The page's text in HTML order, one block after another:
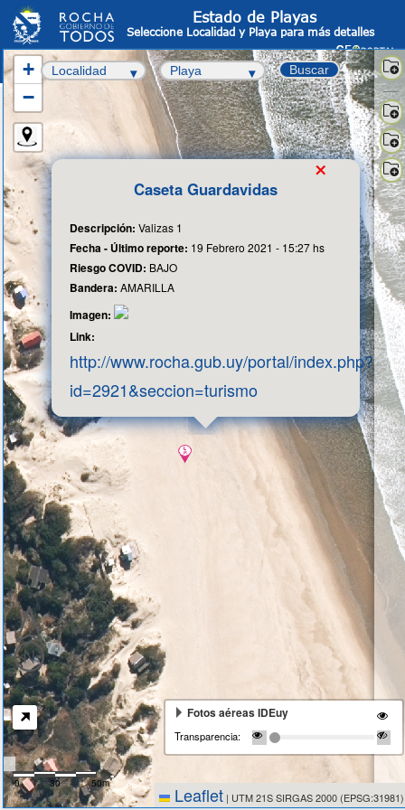
Estado de Playas
Seleccione Localidad y Playa para más detalles
Buscar
Caseta Guardavidas
Descripción:Valizas 1
Fecha - Último reporte: 19 Febrero 2021 - 15:27 hs
Riesgo COVID: BAJO
Bandera:AMARILLA
Imagen:
Link:
http://www.rocha.gub.uy/portal/index.php?
id=2921&seccion=turismo
×
+
−
-
0 30 50m
Fotos aéreas IDEuy
Transparencia:
Leaflet | UTM 21S SIRGAS 2000 (EPSG:31981)